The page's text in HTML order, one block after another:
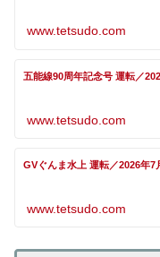
www.tetsudo.com
五能線90周年記念号 運転／
www.tetsudo.com
GVぐんま水上 運転／2026年7
www.tetsudo.com